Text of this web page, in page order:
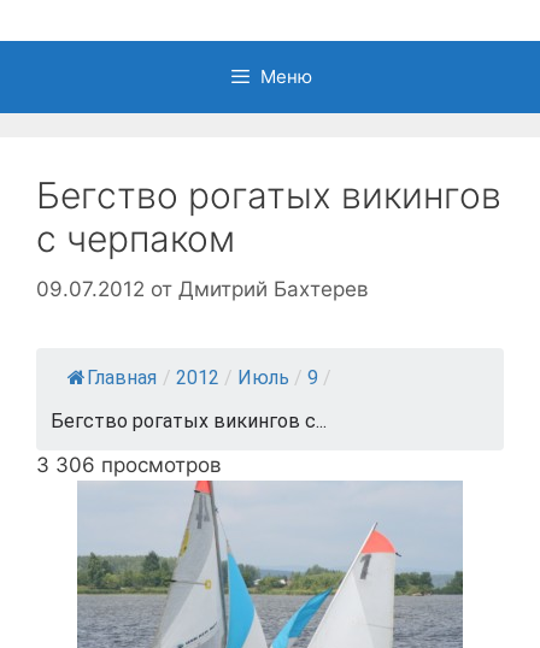
Меню
Бегство рогатых викингов
с черпаком
09.07.2012 от Дмитрий Бахтерев
Главная / 2012 / Июль / 9 /
Бегство рогатых викингов с...
3 306 просмотров